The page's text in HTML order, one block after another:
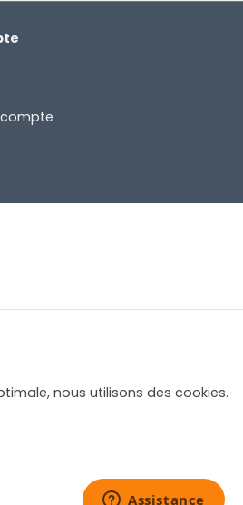
nous utilisons des cookies.
32,95 €